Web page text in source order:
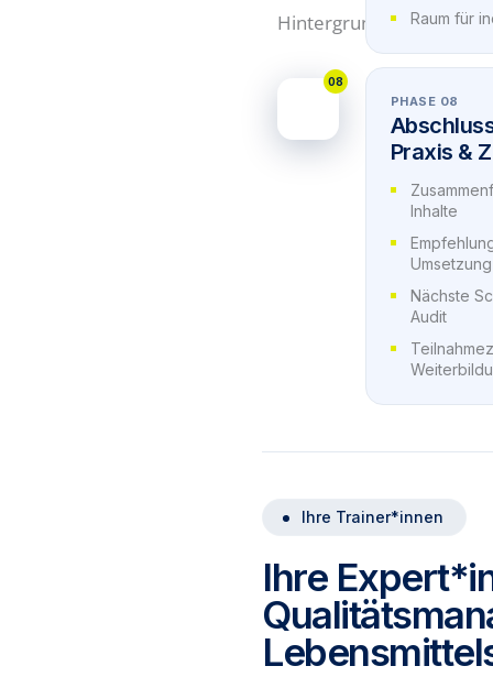
Raum für
08
PHASE 08
Praxis &
Inhalte
Nächste
Audit
Ihre Trainer*innen
Ihre